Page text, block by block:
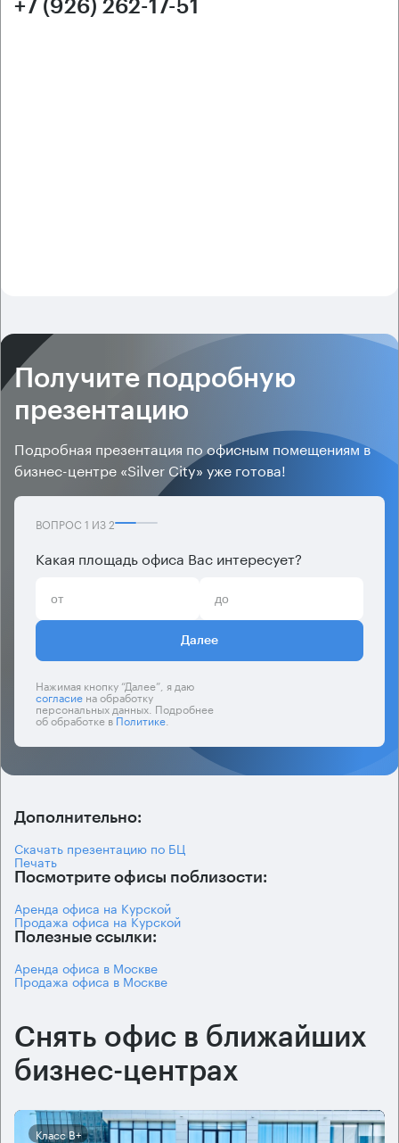
+7 (926) 262-17-51
Получите подробную
презентацию
Подробная презентация по офисным помещениям в
бизнес-центре «Silver City» уже готова!
ВОПРОС 1 ИЗ2
Какая площадь офиса Вас интересует?
Далее
Нажимая кнопку “Далее”, я даю
согласиена обработку
персональных данных. Подробнее
об обработке вПолитике.
Дополнительно:
Скачать презентацию по БЦ
Печать
Посмотрите офисы поблизости:
Аренда офиса на Курской
Продажа офиса на Курской
Полезные ссылки:
Аренда офиса в Москве
Продажа офиса в Москве
Снять офис в ближайших
бизнес-центрах
Класс B+